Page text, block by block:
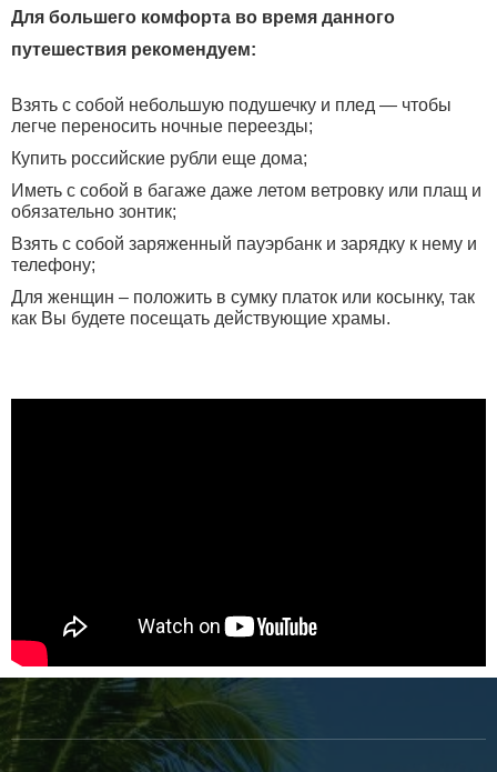
Для большего комфорта во время данного
путешествия рекомендуем:
Взять с собой небольшую подушечку и плед — чтобы
легче переносить ночные переезды;
Купить российские рубли еще дома;
Иметь с собой в багаже даже летом ветровку или плащ и
обязательно зонтик;
Взять с собой заряженный пауэрбанк и зарядку к нему и
телефону;
Для женщин – положить в сумку платок или косынку, так
как Вы будете посещать действующие храмы.